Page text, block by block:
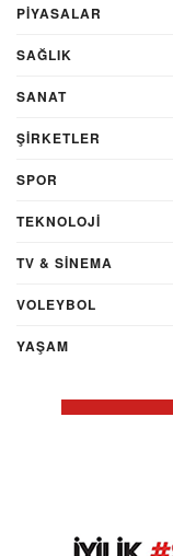
PİYASALAR
SAĞLIK
SANAT
ŞIRKETLER
SPOR
TEKNOLOJİ
TV & SINEMA
VOLEYBOL
YAŞAM